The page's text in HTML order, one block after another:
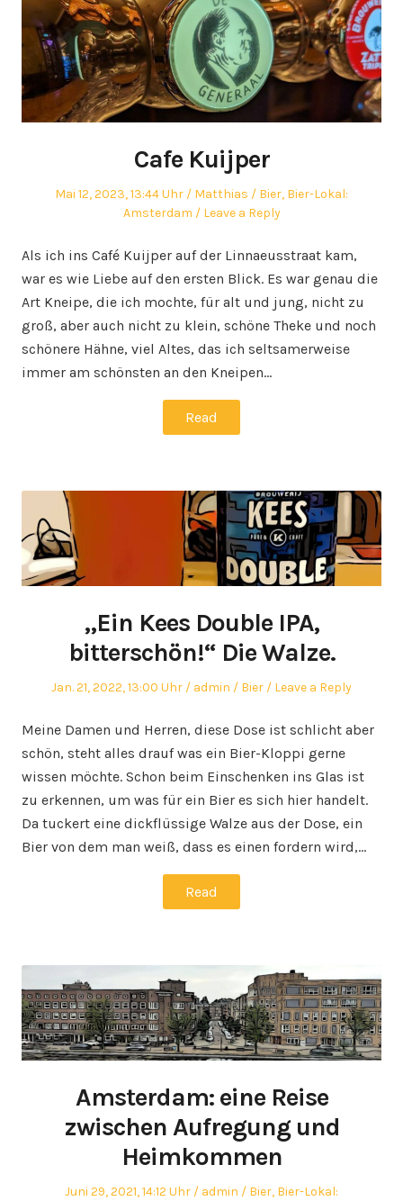
Cafe Kuijper
Posted
Mai 12, 2023, 13:44 Uhr Author
Matthias
Posted
in
Bier, Bier-Lokal:
Amsterdam
Leave a Reply
Als ich ins Café Kuijper auf der Linnaeusstraat kam,
war es wie Liebe auf den ersten Blick. Es war genau die
Art Kneipe, die ich mochte, für alt und jung, nicht zu
groß, aber auch nicht zu klein, schöne Theke und noch
schönere Hähne, viel Altes, das ich seltsamerweise
immer am schönsten an den Kneipen…
Read
„Ein Kees Double IPA,
bitterschön!“ Die Walze.
Posted
Jan. 21, 2022, 13:00 Uhr Author
admin
Posted
Bier Leave a Reply
Meine Damen und Herren, diese Dose ist schlicht aber
schön, steht alles drauf was ein Bier-Kloppi gerne
wissen möchte. Schon beim Einschenken ins Glas ist
zu erkennen, um was für ein Bier es sich hier handelt.
Da tuckert eine dickflüssige Walze aus der Dose, ein
Bier von dem man weiß, dass es einen fordern wird,…
Read
Amsterdam: eine Reise
zwischen Aufregung und
Heimkommen
Posted
Juni 29, 2021, 14:12 Uhr Author
admin
Posted
Bier, Bier-Lokal: